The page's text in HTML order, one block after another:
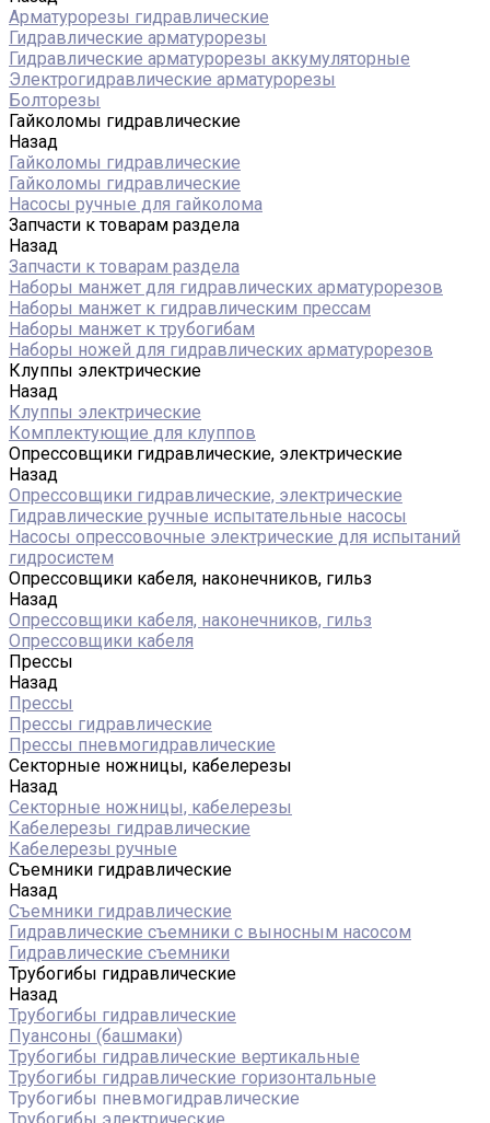
Арматурорезы гидравлические
Гидравлические арматурорезы
Гидравлические арматурорезы аккумуляторные
Электрогидравлические арматурорезы
Болторезы
Гайколомы гидравлические
Назад
Гайколомы гидравлические
Гайколомы гидравлические
Насосы ручные для гайколома
Запчасти к товарам раздела
Назад
Запчасти к товарам раздела
Наборы манжет для гидравлических арматурорезов
Наборы манжет к гидравлическим прессам
Наборы манжет к трубогибам
Наборы ножей для гидравлических арматурорезов
Клуппы электрические
Назад
Клуппы электрические
Комплектующие для клуппов
Опрессовщики гидравлические, электрические
Назад
Опрессовщики гидравлические, электрические
Гидравлические ручные испытательные насосы
Насосы опрессовочные электрические для испытаний
гидросистем
Опрессовщики кабеля, наконечников, гильз
Назад
Опрессовщики кабеля, наконечников, гильз
Опрессовщики кабеля
Прессы
Назад
Прессы
Прессы гидравлические
Прессы пневмогидравлические
Секторные ножницы, кабелерезы
Назад
Секторные ножницы, кабелерезы
Кабелерезы гидравлические
Кабелерезы ручные
Съемники гидравлические
Назад
Съемники гидравлические
Гидравлические cъемники с выносным насосом
Гидравлические съемники
Трубогибы гидравлические
Назад
Трубогибы гидравлические
Пуансоны (башмаки)
Трубогибы гидравлические вертикальные
Трубогибы гидравлические горизонтальные
Трубогибы пневмогидравлические